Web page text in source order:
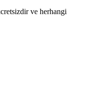
ve herhangi